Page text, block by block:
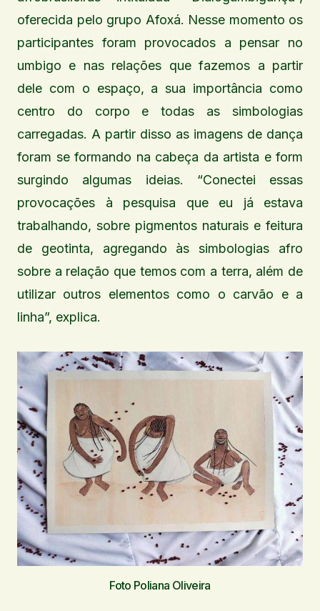
oferecida pelo grupo Afoxá. Nesse momento os
participantes foram provocados a pensar no
umbigo e nas relações que fazemos a partir
dele com o espaço, a sua importância como
centro do corpo e todas as simbologias
carregadas. A partir disso as imagens de dança
foram se formando na cabeça da artista e form
surgindo algumas ideias. “Conectei essas
provocações à pesquisa que eu já estava
trabalhando, sobre pigmentos naturais e feitura
de geotinta, agregando às simbologias afro
sobre a relação que temos com a terra, além de
utilizar outros elementos como o carvão e a
linha”, explica.
Foto Poliana Oliveira